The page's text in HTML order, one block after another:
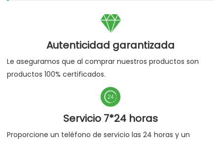

Autenticidad garantizada
Le aseguramos que al comprar nuestros productos son
productos 100% certificados.

Servicio 7*24 horas
Proporcione un teléfono de servicio las 24 horas y un